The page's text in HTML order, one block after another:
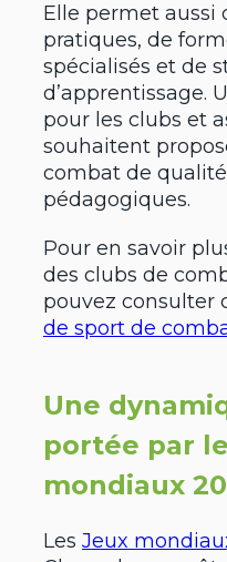
Elle permet aussi
pratiques, de
spécialisés et de
d’apprentissage.
pour les clubs et
souhaitent
combat de
pédagogiques.
Pour en savoir
des clubs de
pouvez consulter
de sport de
Une
portée par
mondiaux
Les Jeux